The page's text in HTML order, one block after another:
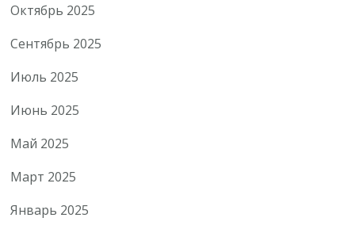
Октябрь 2025
Сентябрь 2025
Июль 2025
Июнь 2025
Май 2025
Март 2025
Январь 2025